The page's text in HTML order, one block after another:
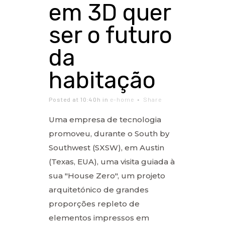
em 3D quer
ser o futuro
da
habitação
Posted at 10:40h in e-home Share
Uma empresa de tecnologia
promoveu, durante o South by
Southwest (SXSW), em Austin
(Texas, EUA), uma visita guiada à
sua "House Zero", um projeto
arquitetónico de grandes
proporções repleto de
elementos impressos em